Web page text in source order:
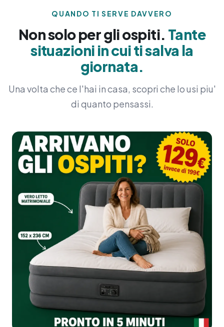
QUANDO TI SERVE DAVVERO
Non solo per gli ospiti. Tante
situazioni in cui ti salva la
giornata.
Una volta che ce l'hai in casa, scopri che lo usi piu'
di quanto pensassi.